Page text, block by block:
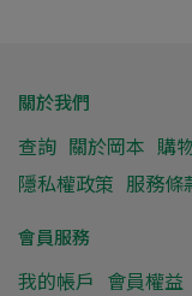
關於我們
查詢 關於岡本 購
隱私權政策 服務條
會員服務
我的帳戶 會員權益